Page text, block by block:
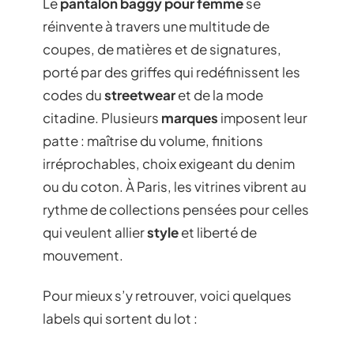
réinvente à travers une multitude de
coupes, de matières et de signatures,
porté par des griffes qui redéfinissent les
codes dustreetwearet de la mode
citadine. Plusieurs marques imposent leur
patte : maîtrise du volume, finitions
irréprochables, choix exigeant du denim
ou du coton. À Paris, les vitrines vibrent au
rythme de collections pensées pour celles
qui veulent allierstyleet liberté de
mouvement.
Pour mieux s’y retrouver, voici quelques
labels qui sortent du lot :